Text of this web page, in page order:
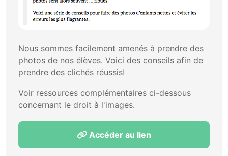
Nous sommes facilement amenés à prendre des
photos de nos élèves. Voici des conseils afin de
prendre des clichés réussis!
Voir ressources complémentaires ci-dessous
concernant le droit à l'images.
Accéder au lien